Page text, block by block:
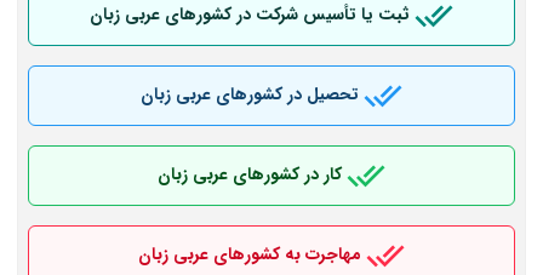
ثبت یا تأسیس شرکت در کشورهای عربی زبان
تحصیل در کشورهای عربی زبان
کار در کشورهای عربی زبان
مهاجرت به کشورهای عربی زبان